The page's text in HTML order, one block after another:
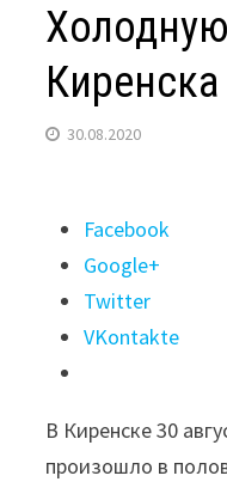
Киренска
30.08.2020
Поделиться
"Холодную
воду
аварийно
отключили
305
жилых
Facebook
Google+
Twitter
VKontakte
В Киренске 30
произошло в